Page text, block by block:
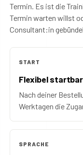
Termin. Es ist die
Termin warten willst
Consultant:in
START
Flexibel startbar
Nach deiner
Werktagen die
SPRACHE